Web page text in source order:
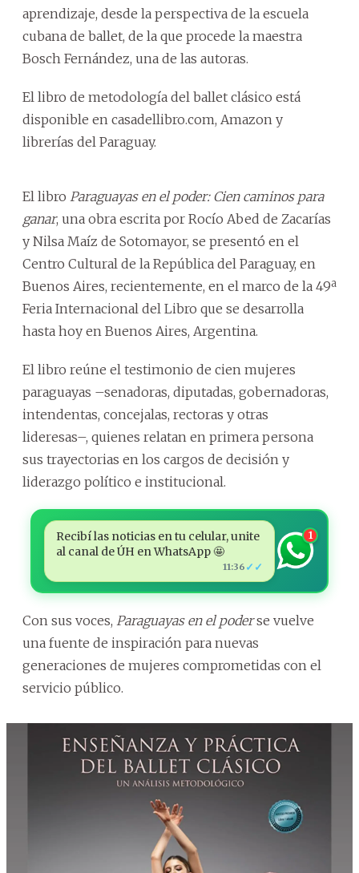
aprendizaje, desde la perspectiva de la escuela
cubana de ballet, de la que procede la maestra
Bosch Fernández, una de las autoras.
El libro de metodología del ballet clásico está
disponible en casadellibro.com, Amazon y
librerías del Paraguay.
El libro Paraguayas en el poder: Cien caminos para
ganar, una obra escrita por Rocío Abed de Zacarías
y Nilsa Maíz de Sotomayor, se presentó en el
Centro Cultural de la República del Paraguay, en
Buenos Aires, recientemente, en el marco de la 49ª
Feria Internacional del Libro que se desarrolla
hasta hoy en Buenos Aires, Argentina.
El libro reúne el testimonio de cien mujeres
paraguayas –senadoras, diputadas, gobernadoras,
intendentas, concejalas, rectoras y otras
lideresas–, quienes relatan en primera persona
sus trayectorias en los cargos de decisión y
liderazgo político e institucional.
Recibí las noticias en tu celular, unite
al canal de ÚH en WhatsApp 🤩
11:36 ✓✓
1
Con sus voces, Paraguayas en el poderse vuelve
una fuente de inspiración para nuevas
generaciones de mujeres comprometidas con el
servicio público.